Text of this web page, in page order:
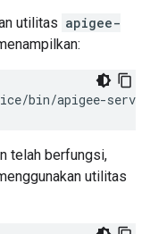
utilitas apigee-
bin/apigee-
telah berfungsi,
utilitas